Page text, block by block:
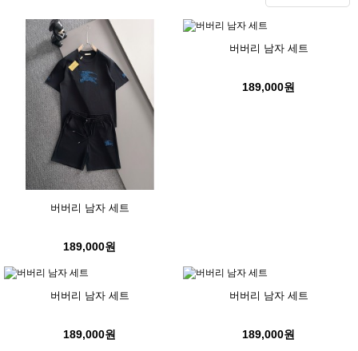
버버리 남자 세트
189,000원
버버리 남자 세트
189,000원
버버리 남자 세트
189,000원
버버리 남자 세트
189,000원